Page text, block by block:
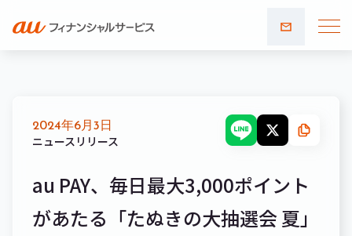
合わせ
2024年6月3日
ニュースリリース
au PAY、毎日最大3,000ポイント
があたる「たぬきの大抽選会 夏」